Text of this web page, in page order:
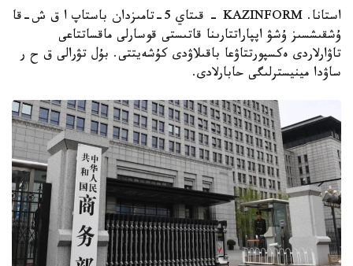
استانا. KAZINFORM - قىتاي 5-تامىزدان باستاپ ا ق ش-قا
ۇشقىشسىز ۇشۋ اپپاراتتارىنا قاتىستى قوسارلى ماقساتتاعى
تاۋارلاردى ەكسپورتتاۋعا باقىلاۋدى كۇشەيتتى. بۇل تۋرالى ق ح ر
ساۋدا مينيسترلىگى حابارلادى.